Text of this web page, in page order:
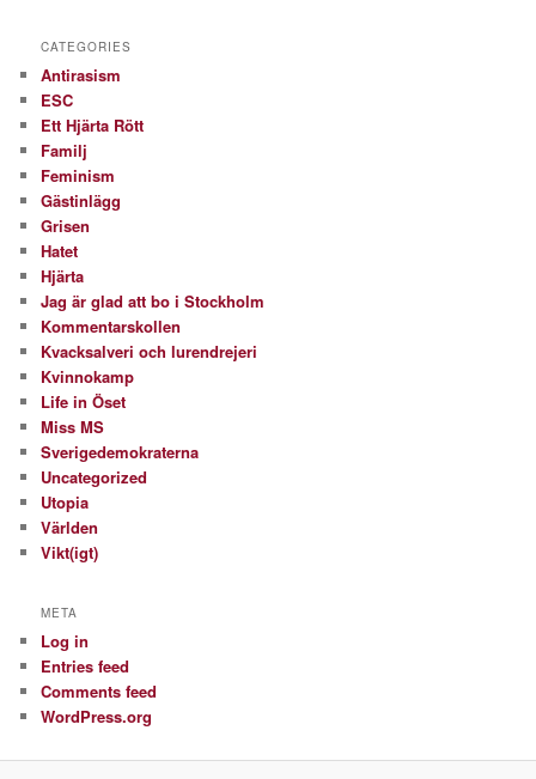
CATEGORIES
Antirasism
ESC
Ett Hjärta Rött
Familj
Feminism
Gästinlägg
Grisen
Hatet
Hjärta
Jag är glad att bo i Stockholm
Kommentarskollen
Kvacksalveri och lurendrejeri
Kvinnokamp
Life in Öset
Miss MS
Sverigedemokraterna
Uncategorized
Utopia
Världen
Vikt(igt)
META
Log in
Entries feed
Comments feed
WordPress.org